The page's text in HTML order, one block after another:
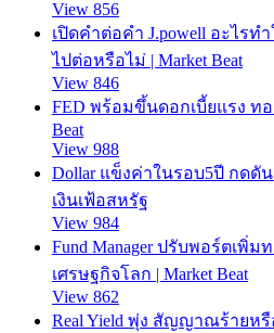
View 856
เปิดคำต่อคำ J.powell อะไรท
ไปต่อหรือไม่ | Market Beat
View 846
FED พร้อมขึ้นดอกเบี้ยแรง ทอ
Beat
View 988
Dollar แข็งค่าในรอบ5ปี กดดั
เงินเฟ้อสหรัฐ
View 984
Fund Manager ปรับพอร์ตเพิ่
เศรษฐกิจโลก | Market Beat
View 862
Real Yield พุ่ง สัญญาณร้ายห